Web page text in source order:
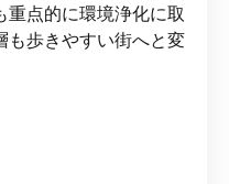
点的に環境浄化に取
も歩きやすい街へと変